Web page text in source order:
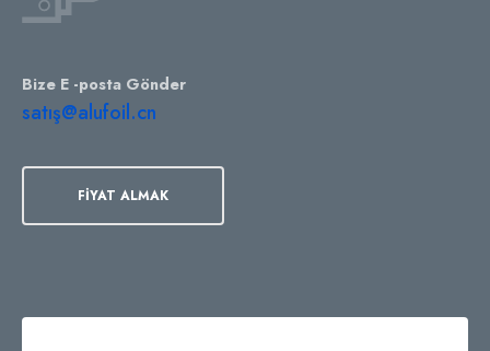
Bize E -posta Gönder
satış@alufoil.cn
FIYAT ALMAK